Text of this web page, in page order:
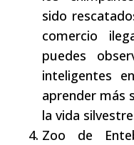
sido
comercio
puedes
inteligentes
aprender más
la vida
Zoo de